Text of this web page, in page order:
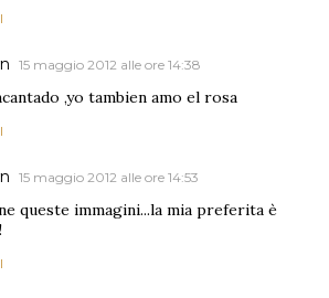
15 maggio 2012 alle ore 14:38
,yo tambien amo el rosa
15 maggio 2012 alle ore 14:53
queste immagini...la mia preferita è